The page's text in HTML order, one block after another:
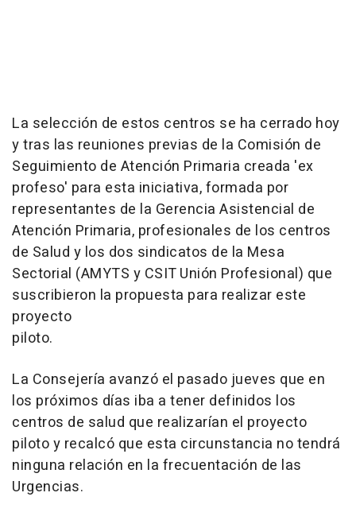
La selección de estos centros se ha cerrado hoy
y tras las reuniones previas de la Comisión de
Seguimiento de Atención Primaria creada 'ex
profeso' para esta iniciativa, formada por
representantes de la Gerencia Asistencial de
Atención Primaria, profesionales de los centros
de Salud y los dos sindicatos de la Mesa
Sectorial (AMYTS y CSIT Unión Profesional) que
suscribieron la propuesta para realizar este
proyecto
piloto.
La Consejería avanzó el pasado jueves que en
los próximos días iba a tener definidos los
centros de salud que realizarían el proyecto
piloto y recalcó que esta circunstancia no tendrá
ninguna relación en la frecuentación de las
Urgencias.